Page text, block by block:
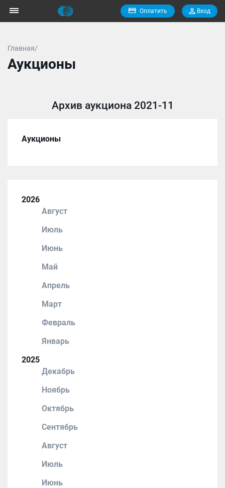
Оплатить Вход
Главная/
Аукционы
Архив аукциона 2021-11
Аукционы
2026
Август
Июль
Июнь
Май
Апрель
Март
Февраль
Январь
2025
Декабрь
Ноябрь
Октябрь
Сентябрь
Август
Июль
Июнь